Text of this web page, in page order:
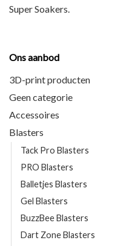
Super Soakers
Ons aanbod
3D-print producten
Geen categorie
Accessoires
Blasters
Tack Pro Blasters
PRO Blasters
Balletjes Blasters
Gel Blasters
BuzzBee Blasters
Dart Zone Blasters